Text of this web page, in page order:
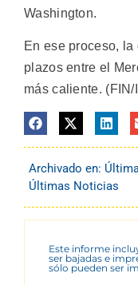
Washington.
En ese proceso,
plazos entre el
más caliente.
Archivado en:
Últimas Noticias
Este informe
ser bajadas e
sólo pueden ser